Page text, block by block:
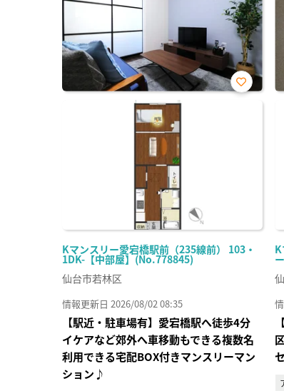
Kマンスリー愛宕橋駅前（235線前） 103・
1DK-【中部屋】(No.778845)
お気
仙台市若林区
情報更新日 2026/08/02 08:35
【駅近・駐車場有】愛宕橋駅へ徒歩4分
イケアなど郊外へ車移動もできる複数名
利用できる宅配BOX付きマンスリーマン
ション♪